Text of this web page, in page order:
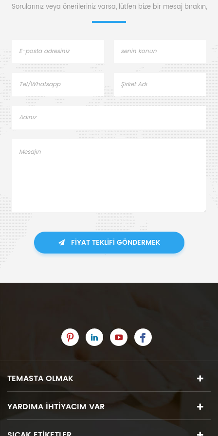
Sorularınız veya önerileriniz varsa, lütfen bize bir mesaj bırakın,
FIYAT TEKLIFI GÖNDERMEK
TEMASTA OLMAK
YARDIMA IHTIYACIM VAR